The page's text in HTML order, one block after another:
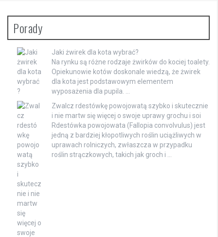
Porady
Jaki żwirek dla kota wybrać?
Na rynku są różne rodzaje żwirków do kociej toalety.
Opiekunowie kotów doskonale wiedzą, że żwirek
dla kota jest podstawowym elementem
wyposażenia dla pupila. …
Zwalcz rdestówkę powojowatą szybko i skutecznie
i nie martw się więcej o swoje uprawy grochu i soi
Rdestówka powojowata (Fallopia convolvulus) jest
jedną z bardziej kłopotliwych roślin uciążliwych w
uprawach rolniczych, zwłaszcza w przypadku
roślin strączkowych, takich jak groch i …